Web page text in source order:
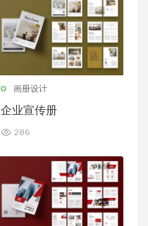
画册设计
企业宣传册
286